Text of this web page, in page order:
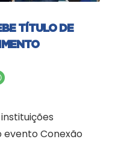
TÍTULO DE
Conexão